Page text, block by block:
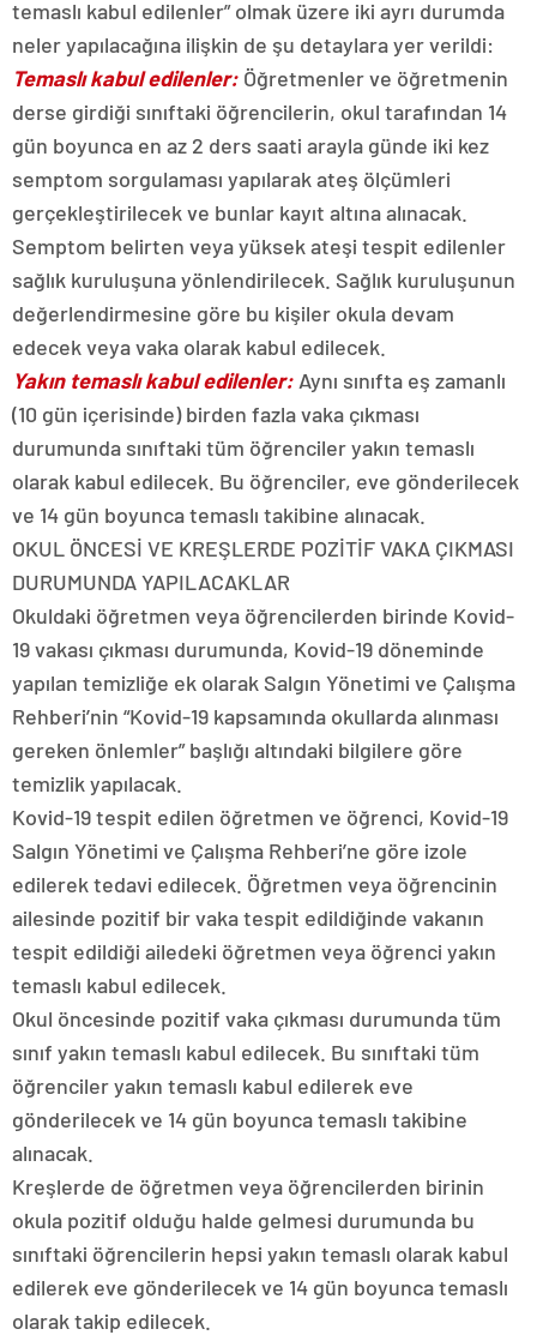
temaslı kabul edilenler” olmak üzere iki ayrı durumda
neler yapılacağına ilişkin de şu detaylara yer verildi:
Temaslı kabul edilenler: Öğretmenler ve öğretmenin
derse girdiği sınıftaki öğrencilerin, okul tarafından 14
gün boyunca en az 2 ders saati arayla günde iki kez
semptom sorgulaması yapılarak ateş ölçümleri
gerçekleştirilecek ve bunlar kayıt altına alınacak.
Semptom belirten veya yüksek ateşi tespit edilenler
sağlık kuruluşuna yönlendirilecek. Sağlık kuruluşunun
değerlendirmesine göre bu kişiler okula devam
edecek veya vaka olarak kabul edilecek.
Yakın temaslı kabul edilenler: Aynı sınıfta eş zamanlı
(10 gün içerisinde) birden fazla vaka çıkması
durumunda sınıftaki tüm öğrenciler yakın temaslı
olarak kabul edilecek. Bu öğrenciler, eve gönderilecek
ve 14 gün boyunca temaslı takibine alınacak.
OKUL ÖNCESİ VE KREŞLERDE POZİTİF VAKA ÇIKMASI
DURUMUNDA YAPILACAKLAR
Okuldaki öğretmen veya öğrencilerden birinde Kovid-
19 vakası çıkması durumunda, Kovid-19 döneminde
yapılan temizliğe ek olarak Salgın Yönetimi ve Çalışma
Rehberi’nin “Kovid-19 kapsamında okullarda alınması
gereken önlemler” başlığı altındaki bilgilere göre
temizlik yapılacak.
Kovid-19 tespit edilen öğretmen ve öğrenci, Kovid-19
Salgın Yönetimi ve Çalışma Rehberi’ne göre izole
edilerek tedavi edilecek. Öğretmen veya öğrencinin
ailesinde pozitif bir vaka tespit edildiğinde vakanın
tespit edildiği ailedeki öğretmen veya öğrenci yakın
temaslı kabul edilecek.
Okul öncesinde pozitif vaka çıkması durumunda tüm
sınıf yakın temaslı kabul edilecek. Bu sınıftaki tüm
öğrenciler yakın temaslı kabul edilerek eve
gönderilecek ve 14 gün boyunca temaslı takibine
alınacak.
Kreşlerde de öğretmen veya öğrencilerden birinin
okula pozitif olduğu halde gelmesi durumunda bu
sınıftaki öğrencilerin hepsi yakın temaslı olarak kabul
edilerek eve gönderilecek ve 14 gün boyunca temaslı
olarak takip edilecek.